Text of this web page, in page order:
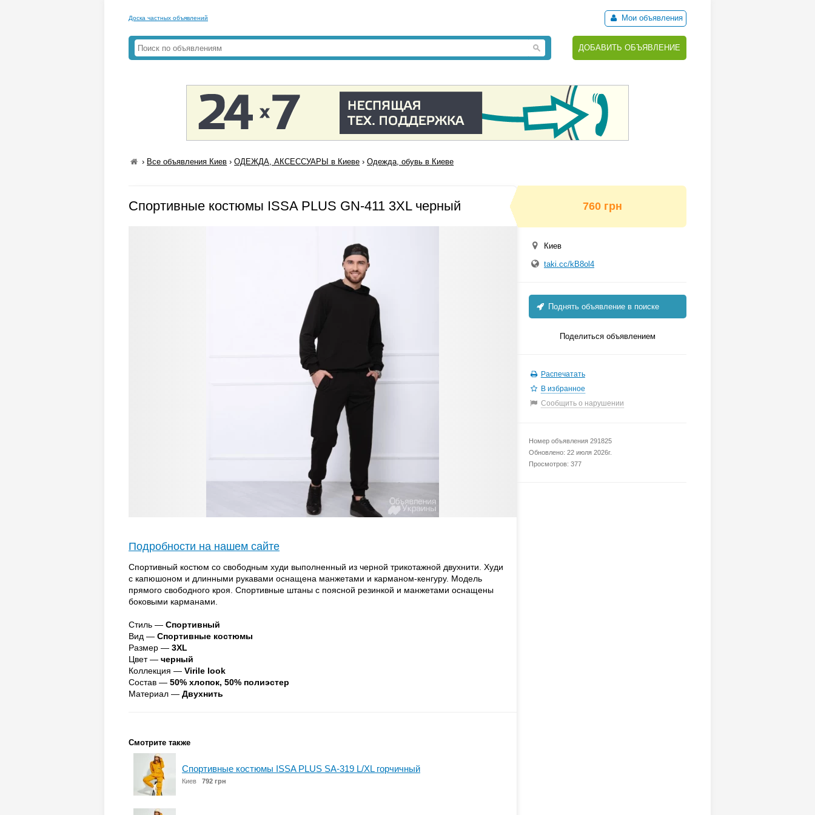
Доска частных объявлений Мои объявления
ДОБАВИТЬ ОБЪЯВЛЕНИЕ
› Все объявления Киев ›ОДЕЖДА, АКСЕССУАРЫ в Киеве ›Одежда, обувь в Киеве
Спортивные костюмы ISSA PLUS GN-411 3XL черный
Подробности на нашем сайте
Спортивный костюм со свободным худи выполненный из черной трикотажной двухнити. Худи
с капюшоном и длинными рукавами оснащена манжетами и карманом-кенгуру. Модель
прямого свободного кроя. Спортивные штаны с поясной резинкой и манжетами оснащены
боковыми карманами.
Стиль — Спортивный
Вид — Спортивные костюмы
Размер — 3XL
Цвет — черный
Коллекция — Virile look
Состав — 50% хлопок, 50% полиэстер
Материал — Двухнить
Смотрите также
Спортивные костюмы ISSA PLUS SA-319 L/XL горчичный
Киев 792 грн
760 грн
Киев
taki.cc/kB8ol4
Поднять объявление в поиске
Поделиться объявлением
Распечатать
В избранное
Сообщить о нарушении
Номер объявления 291825
Обновлено: 22 июля 2026г.
Просмотров: 377